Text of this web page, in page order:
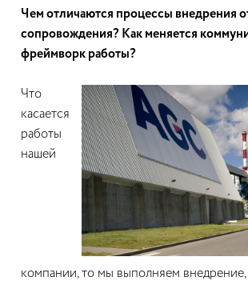
Чем отличаются процессы внедрения
сопровождения? Как меняется
фреймворк работы?
Что
касается
работы
нашей
компании, то мы выполняем внедрение,